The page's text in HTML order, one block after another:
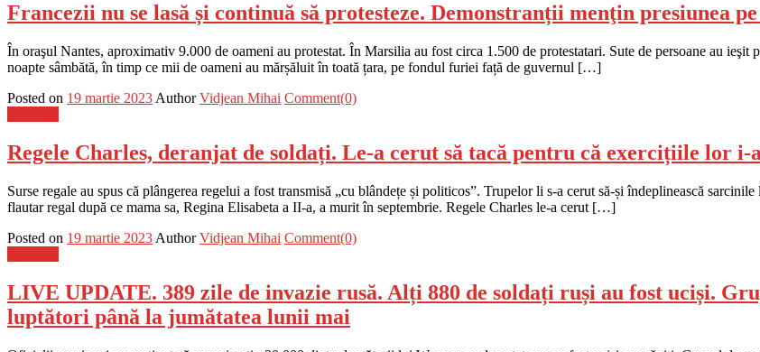
Francezii nu se lasă și continuă să protesteze. Demonstranții menţin presiunea
În oraşul Nantes, aproximativ 9.000 de oameni au protestat. În Marsilia au fost circa 1.500 de protestatari. Sute de persoane au
noapte sâmbătă, în timp ce mii de oameni au mărșăluit în toată țara, pe fondul furiei față de guvernul […]
Posted on 19 martie 2023 Author Vidjean Mihai Comment(0)
Regele Charles, deranjat de soldați. Le-a cerut să tacă pentru că exercițiile lor
Surse regale au spus că plângerea regelui a fost transmisă „cu blândețe și politicos”. Trupelor li s-a cerut să-și îndeplinească
flautar regal după ce mama sa, Regina Elisabeta a II-a, a murit în septembrie. Regele Charles le-a cerut […]
Posted on 19 martie 2023 Author Vidjean Mihai Comment(0)
LIVE UPDATE. 389 zile de invazie rusă. Alți 880 de soldați ruși au fost uciși.
luptători până la jumătatea lunii mai